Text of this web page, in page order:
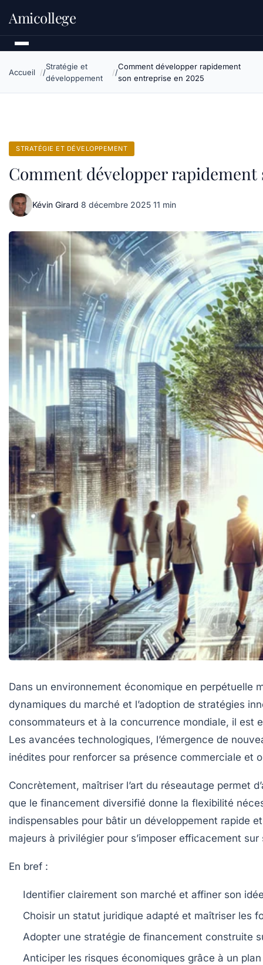
Amicollege
Accueil
Stratégie et
développement
Comment développer rapidement
son entreprise en 2025
STRATÉGIE ET DÉVELOPPEMENT
Comment développer rapidement
Kévin Girard·8 décembre 2025·11 min
Dans un environnement économique en perpétuelle
dynamiques du marché et l’adoption de stratégies
consommateurs et à la concurrence mondiale, il est
Les avancées technologiques, l’émergence de
inédites pour renforcer sa présence commerciale et
Concrètement, maîtriser l’art du réseautage permet
que le financement diversifié donne la flexibilité
indispensables pour bâtir un développement rapide
majeurs à privilégier pour s’imposer efficacement
En bref :
Identifier clairement son marché et affiner son
Choisir un statut juridique adapté et maîtriser les
Adopter une stratégie de financement construite
Anticiper les risques économiques grâce à un